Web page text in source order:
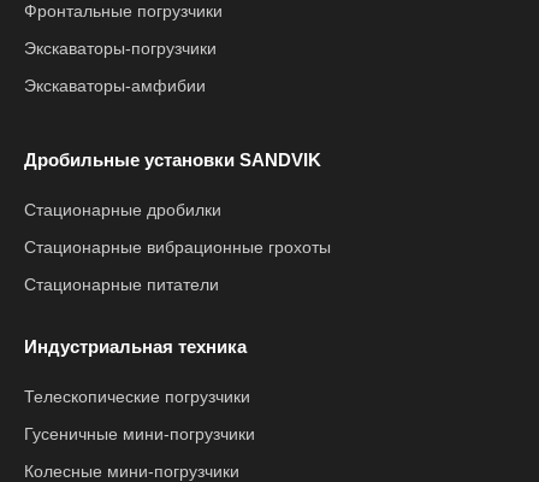
Фронтальные погрузчики
Экскаваторы-погрузчики
Экскаваторы-амфибии
Дробильные установки SANDVIK
Стационарные дробилки
Стационарные вибрационные грохоты
Стационарные питатели
Индустриальная техника
Телескопические погрузчики
Гусеничные мини-погрузчики
Колесные мини-погрузчики